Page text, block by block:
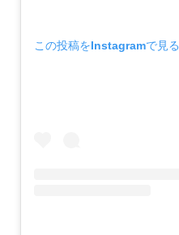
この投稿をInstagramで見る